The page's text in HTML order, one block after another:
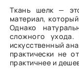
Ткань шелк —
материал,
Однако
сложного ухода.
искусственный
практически не
практичнее и